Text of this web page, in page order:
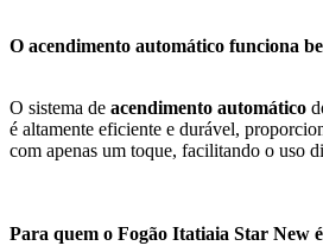
O acendimento automático funciona
O sistema de acendimento automático
é altamente eficiente e durável,
com apenas um toque, facilitando o uso
Para quem o Fogão Itatiaia Star New